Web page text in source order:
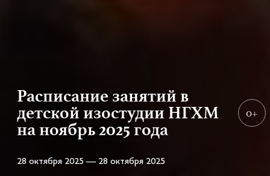
Расписание занятий в
детской изостудии НГХМ
на ноябрь 2025 года
28 октября 2025 — 28 октября 2025
0+